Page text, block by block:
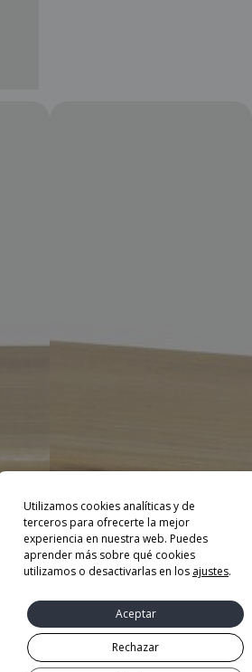
Utilizamos cookies analíticas y de
terceros para ofrecerte la mejor
experiencia en nuestra web. Puedes
aprender más sobre qué cookies
utilizamos o desactivarlas en los ajustes.
Aceptar
Rechazar